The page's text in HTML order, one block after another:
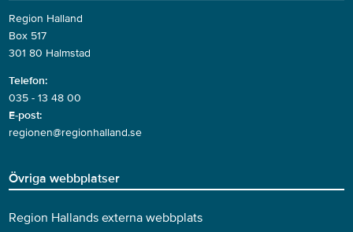
Region Halland
Box 517
301 80 Halmstad
Telefon:
035 - 13 48 00
E-post:
regionen@regionhalland.se
Övriga webbplatser
Region Hallands externa webbplats